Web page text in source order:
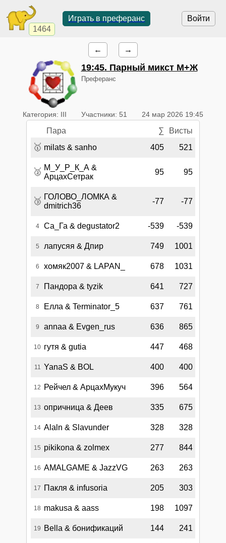
1464
Войти
Играть в преферанс
← →
19:45. Парный микст М+Ж
Преферанс
Категория: III Участники: 51 24 мар 2026 19:45
Пара ∑ Висты
🥇 milats & sanho 405 521
🥈 М_У_Р_К_А &
АрцахСетрак
95 95
🥉 ГОЛОВО_ЛОМКА &
dmitrich36
-77 -77
4 Са_Га & degustator2 -539 -539
5 лапусяя & Дпир 749 1001
6 хомяк2007 & LAPAN_ 678 1031
7 Пандора & tyzik 641 727
8 Елла & Terminator_5 637 761
9 annaa & Evgen_rus 636 865
10 гутя & gutia 447 468
11 YanaS & BOL 400 400
12 Рейчел & АрцахМукуч 396 564
13 опричница & Деев 335 675
14 Alaln & Slavunder 328 328
15 pikikona & zolmex 277 844
16 AMALGAME & JazzVG 263 263
17 Пакля & infusoria 205 303
18 makusa & aass 198 1097
19 Bella & бонификаций 144 241